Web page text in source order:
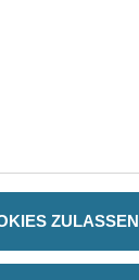
ZULASSEN